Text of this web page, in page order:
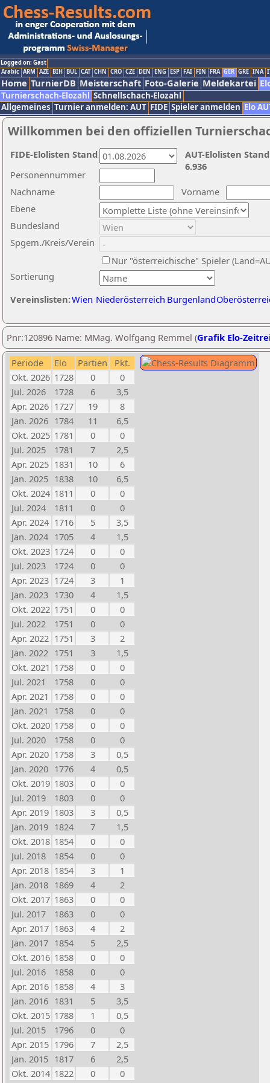
Logged on: Gast
Arabic ARM AZE BIH BUL CAT CHN CRO CZE DEN ENG ESP FAI FIN FRA GER GRE INA
Home TurnierDB Meisterschaft Foto-Galerie Meldekartei
Turnierschach-Elozahl Schnellschach-Elozahl
Allgemeines Turnier anmelden: AUT FIDE Spieler anmelden Elo
Willkommen bei den offiziellen
Nachname
Vorname
Ebene
Sortierung
Personennummer
Bundesland
Spgem./Kreis/Verein
Nur "österreichische" Spieler
Vereinslisten:Wien Niederösterreich Burgenland
AUT-Elolisten
6.936
FIDE-Elolisten Stand
Pnr:120896 Name: MMag. Wolfgang Remmel (Grafik Elo-
Periode Elo Partien
Pkt.
Okt. 2026 1728 0
0
Jul. 2026
1728 6
3,5
Apr. 2026 1727 19
8
Jan. 2026 1784 11
6,5
Okt. 2025 1781 0
0
Jul. 2025
1781 7
2,5
Apr. 2025 1831 10
6
Jan. 2025 1838 10
6,5
Okt. 2024 1811 0
0
Jul. 2024
1811 0
0
Apr. 2024 1716 5
3,5
Jan. 2024 1705 4
1,5
Okt. 2023 1724 0
0
Jul. 2023
1724 0
0
Apr. 2023 1724 3
1
Jan. 2023 1730 4
1,5
Okt. 2022 1751 0
0
Jul. 2022
1751 0
0
Apr. 2022 1751 3
2
Jan. 2022 1751 3
1,5
Okt. 2021 1758 0
0
Jul. 2021
1758 0
0
Apr. 2021 1758 0
0
Jan. 2021
1758 0
0
Okt. 2020 1758 0
0
Jul. 2020
1758 0
0
Apr. 2020 1758 3
0,5
Jan. 2020 1776 4
0,5
Okt. 2019 1803 0
0
Jul. 2019
1803 0
0
Apr. 2019 1803 3
0,5
Jan. 2019 1824 7
1,5
Okt. 2018 1854 0
0
Jul. 2018
1854 0
0
Apr. 2018 1854 3
1
Jan. 2018 1869 4
2
Okt. 2017 1863 0
0
Jul. 2017
1863 0
0
Apr. 2017 1863 4
2
Jan. 2017 1854 5
2,5
Okt. 2016 1858 0
0
Jul. 2016
1858 0
0
Apr. 2016 1858 4
3
Jan. 2016 1831 5
3,5
Okt. 2015 1788 1
0,5
Jul. 2015
1796 0
0
Apr. 2015 1796 7
2,5
Jan. 2015 1817 6
2,5
Okt. 2014 1822 0
0